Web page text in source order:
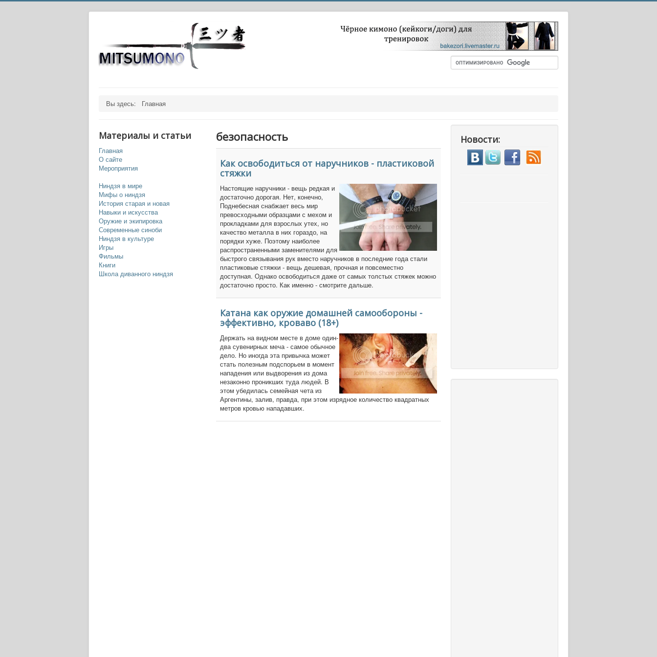
Вы здесь: Главная
Материалы и статьи
Главная
О сайте
Мероприятия
Ниндзя в мире
Мифы о ниндзя
История старая и новая
Навыки и искусства
Оружие и экипировка
Современные синоби
Ниндзя в культуре
Игры
Фильмы
Книги
Школа диванного ниндзя
безопасность
Как освободиться от наручников - пластиковой
стяжки
Настоящие наручники - вещь редкая и
достаточно дорогая. Нет, конечно,
Поднебесная снабжает весь мир
превосходными образцами с мехом и
прокладками для взрослых утех, но
качество металла в них гораздо, на
порядки хуже. Поэтому наиболее
распространенными заменителями для
быстрого связывания рук вместо наручников в последние года стали
пластиковые стяжки - вещь дешевая, прочная и повсеместно
доступная. Однако освободиться даже от самых толстых стяжек можно
достаточно просто. Как именно - смотрите дальше.
Катана как оружие домашней самообороны -
эффективно, кроваво (18+)
Держать на видном месте в доме один-
два сувенирных меча - самое обычное
дело. Но иногда эта привычка может
стать полезным подспорьем в момент
нападения или выдворения из дома
незаконно проникших туда людей. В
этом убедилась семейная чета из
Аргентины, залив, правда, при этом изрядное количество квадратных
метров кровью нападавших.
Новости: